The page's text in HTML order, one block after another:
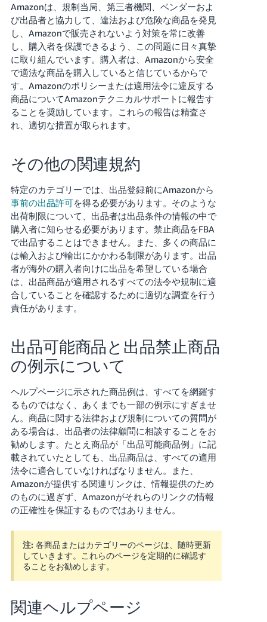
-
JP
English
- JP
さ
っ
そ
く
始
め
る
Amazonは、規制当局、第三者機関、ベンダーおよ
び出品者と協力して、違法および危険な商品を発見
し、Amazonで販売されないよう対策を常に改善
し、購入者を保護できるよう、この問題に日々真摯
に取り組んでいます。購入者は、Amazonから安全
で適法な商品を購入していると信じているからで
す。Amazonのポリシーまたは適用法令に違反する
商品についてAmazonテクニカルサポートに報告す
ることを奨励しています。これらの報告は精査さ
れ、適切な措置が取られます。
その他の関連規約
特定のカテゴリーでは、出品登録前にAmazonから
事前の出品許可を得る必要があります。そのような
出荷制限について、出品者は出品条件の情報の中で
購入者に知らせる必要があります。禁止商品をFBA
で出品することはできません。また、多くの商品に
は輸入および輸出にかかわる制限があります。出品
者が海外の購入者向けに出品を希望している場合
は、出品商品が適用されるすべての法令や規制に適
合していることを確認するために適切な調査を行う
責任があります。
出品可能商品と出品禁止商品
の例示について
ヘルプページに示された商品例は、すべてを網羅す
るものではなく、あくまでも一部の例示にすぎませ
ん。商品に関する法律および規制についての質問が
ある場合は、出品者の法律顧問に相談することをお
勧めします。たとえ商品が「出品可能商品例」に記
載されていたとしても、出品商品は、すべての適用
法令に適合していなければなりません。また、
Amazonが提供する関連リンクは、情報提供のため
のものに過ぎず、Amazonがそれらのリンクの情報
の正確性を保証するものではありません。
注: 各商品またはカテゴリーのページは、随時更新
していきます。これらのページを定期的に確認す
ることをお勧めします。
関連ヘルプページ